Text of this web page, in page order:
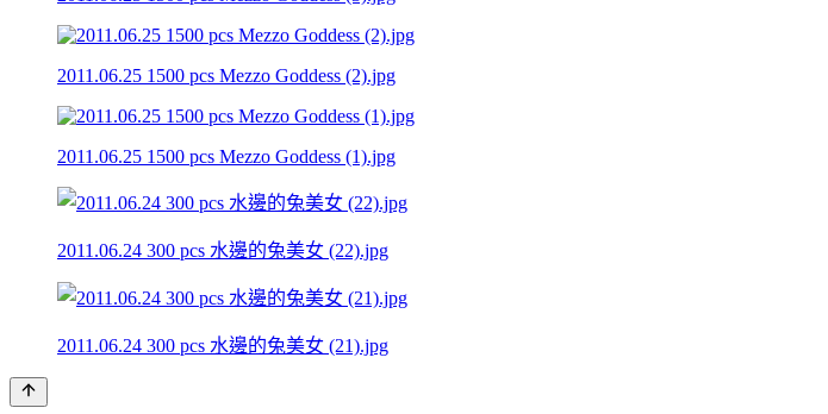
2011.06.25 1500 pcs Mezzo Goddess (2).jpg
2011.06.25 1500 pcs Mezzo Goddess (1).jpg
2011.06.24 300 pcs 水邊的兔美女 (22).jpg
2011.06.24 300 pcs 水邊的兔美女 (21).jpg